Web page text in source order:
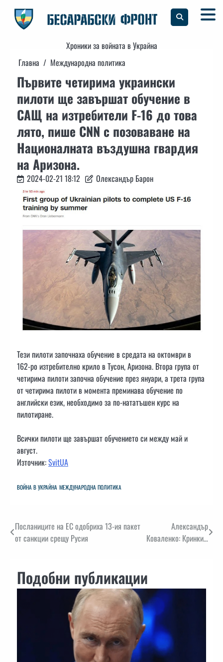
content
Хроники за войната в Украйна
Главна
Международна политика
Първите четирима украински
пилоти ще завършат обучение в
САЩ на изтребители F-16 до това
лято, пише CNN с позоваване на
Националната въздушна гвардия
на Аризона.
2024-02-21 18:12 Олександър Барон
Тези пилоти започнаха обучение в средата на октомври в
162-ро изтребително крило в Тусон, Аризона. Втора група от
четирима пилоти започна обучение през януари, а трета група
от четирима пилоти в момента преминава обучение по
английски език, необходимо за по-нататъшен курс на
пилотиране.
Всички пилоти ще завършат обучението си между май и
август.
Източник:SvitUA
ВОЙНА В УКРАЙНА МЕЖДУНАРОДНА ПОЛИТИКА
Навигация
Посланиците на ЕС одобриха 13-ия пакет
от санкции срещу Русия
Александър
Коваленко: Кринки…
Подобни публикации